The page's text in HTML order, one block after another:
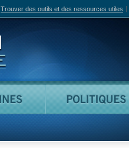
Trouver des outils et des ressources utiles
Canadian Film Online
Personnes